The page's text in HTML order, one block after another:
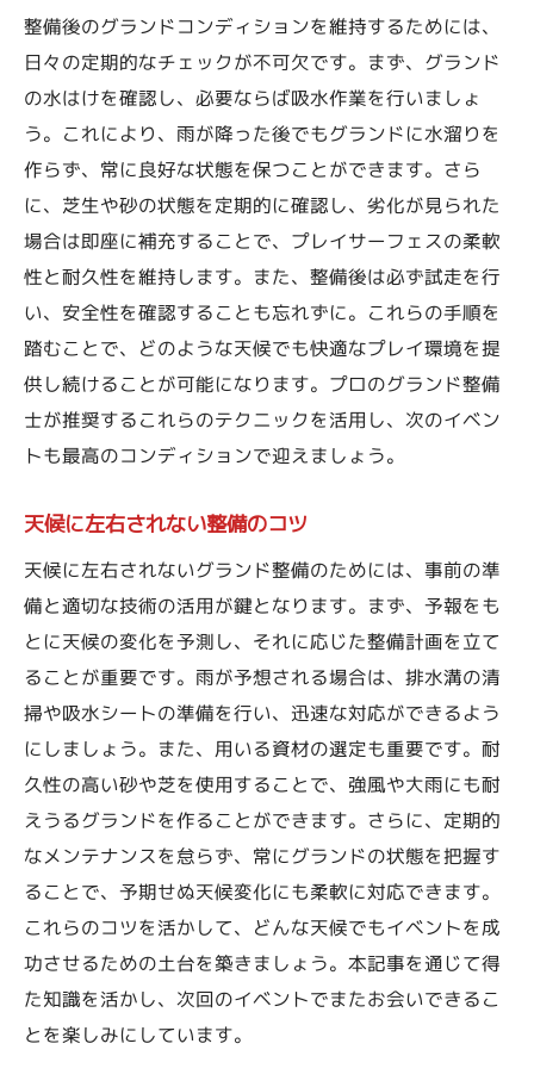
整備後のグランドコンディションを維持するためには、
日々の定期的なチェックが不可欠です。まず、グランド
の水はけを確認し、必要ならば吸水作業を行いましょ
う。これにより、雨が降った後でもグランドに水溜りを
作らず、常に良好な状態を保つことができます。さら
に、芝生や砂の状態を定期的に確認し、劣化が見られた
場合は即座に補充することで、プレイサーフェスの柔軟
性と耐久性を維持します。また、整備後は必ず試走を行
い、安全性を確認することも忘れずに。これらの手順を
踏むことで、どのような天候でも快適なプレイ環境を提
供し続けることが可能になります。プロのグランド整備
士が推奨するこれらのテクニックを活用し、次のイベン
トも最高のコンディションで迎えましょう。
天候に左右されない整備のコツ
天候に左右されないグランド整備のためには、事前の準
備と適切な技術の活用が鍵となります。まず、予報をも
とに天候の変化を予測し、それに応じた整備計画を立て
ることが重要です。雨が予想される場合は、排水溝の清
掃や吸水シートの準備を行い、迅速な対応ができるよう
にしましょう。また、用いる資材の選定も重要です。耐
久性の高い砂や芝を使用することで、強風や大雨にも耐
えうるグランドを作ることができます。さらに、定期的
なメンテナンスを怠らず、常にグランドの状態を把握す
ることで、予期せぬ天候変化にも柔軟に対応できます。
これらのコツを活かして、どんな天候でもイベントを成
功させるための土台を築きましょう。本記事を通じて得
た知識を活かし、次回のイベントでまたお会いできるこ
とを楽しみにしています。